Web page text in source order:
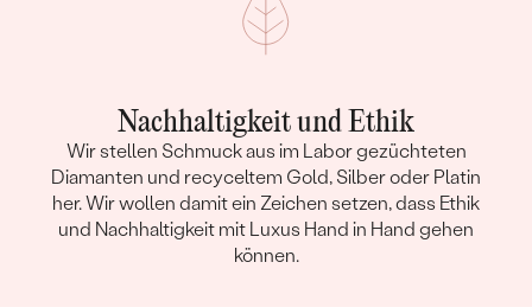
Nachhaltigkeit und Ethik
Wir stellen Schmuck aus im Labor gezüchteten
Diamanten und recyceltem Gold, Silber oder Platin
her. Wir wollen damit ein Zeichen setzen, dass Ethik
und Nachhaltigkeit mit Luxus Hand in Hand gehen
können.